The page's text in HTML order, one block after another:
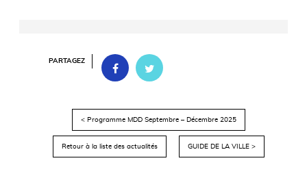
PARTAGEZ
< Programme MDD Septembre – Décembre 2025
Retour à la liste des actualités GUIDE DE LA VILLE >